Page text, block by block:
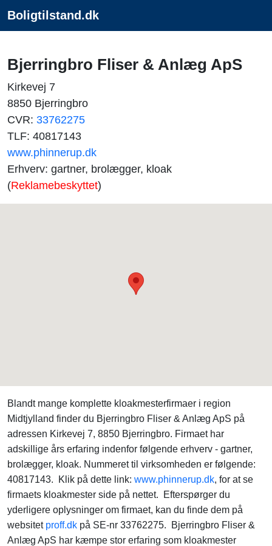
Boligtilstand.dk
Bjerringbro Fliser & Anlæg ApS
Kirkevej 7
8850 Bjerringbro
CVR: 33762275
TLF: 40817143
www.phinnerup.dk
Erhverv: gartner, brolægger, kloak
(Reklamebeskyttet)
Blandt mange komplette kloakmesterfirmaer i region
Midtjylland finder du Bjerringbro Fliser & Anlæg ApS på
adressen Kirkevej 7, 8850 Bjerringbro. Firmaet har
adskillige års erfaring indenfor følgende erhverv - gartner,
brolægger, kloak. Nummeret til virksomheden er følgende:
40817143. Klik på dette link: www.phinnerup.dk, for at se
firmaets kloakmester side på nettet. Efterspørger du
yderligere oplysninger om firmaet, kan du finde dem på
websitet proff.dk på SE-nr 33762275. Bjerringbro Fliser &
Anlæg ApS har kæmpe stor erfaring som kloakmester